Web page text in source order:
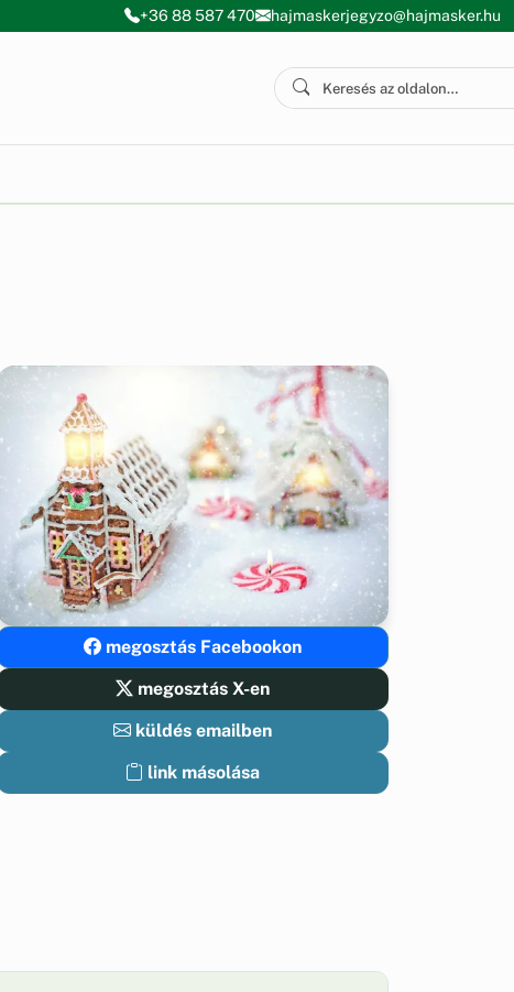
+36 88 587 470 hajmaskerjegyzo@hajmasker.hu
megosztás Facebookon
megosztás X-en
küldés emailben
link másolása